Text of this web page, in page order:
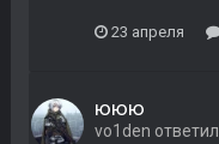
23 апреля
ююю
vo1den ответил